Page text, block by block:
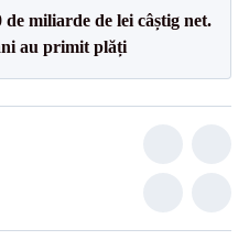
miliarde de lei câștig net.
au primit plăți